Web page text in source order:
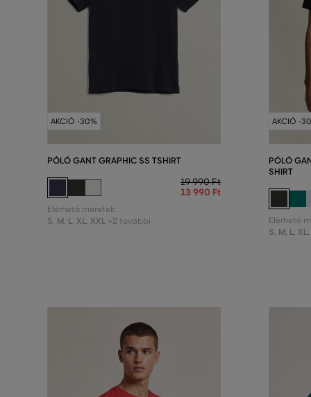
AKCIÓ -30%
PÓLÓ GANT GRAPHIC SS TSHIRT
19 990 Ft
13 990 Ft
Elérhető méretek:
S, M, L, XL, XXL +2 további
AKCIÓ -
PÓLÓ
SHIRT
Elérhető
S, M, L, XL,